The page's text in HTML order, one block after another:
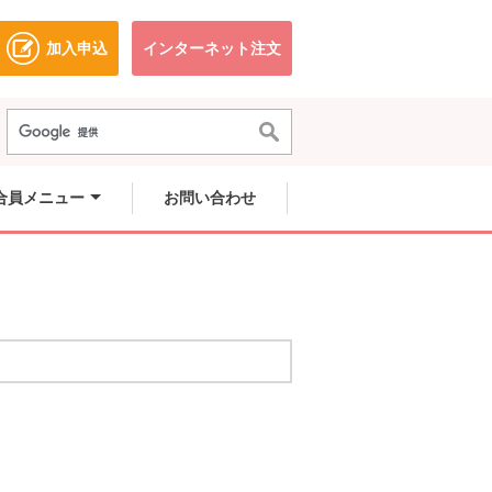
ウで開きます。
加入申込
別のウィンドウで開きます。
インターネット注文別のウィンドウで開きます。
員メニュー お問い合わせ